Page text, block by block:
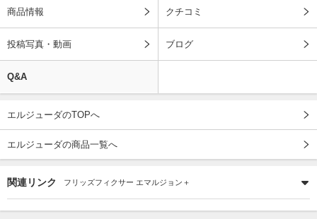
商品情報 クチコミ
投稿写真・動画 ブログ
Q&A
エルジューダのTOPへ
エルジューダの商品一覧へ
関連リンク フリッズフィクサー エマルジョン＋